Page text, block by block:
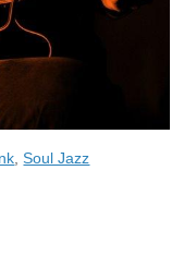
,Soul Jazz